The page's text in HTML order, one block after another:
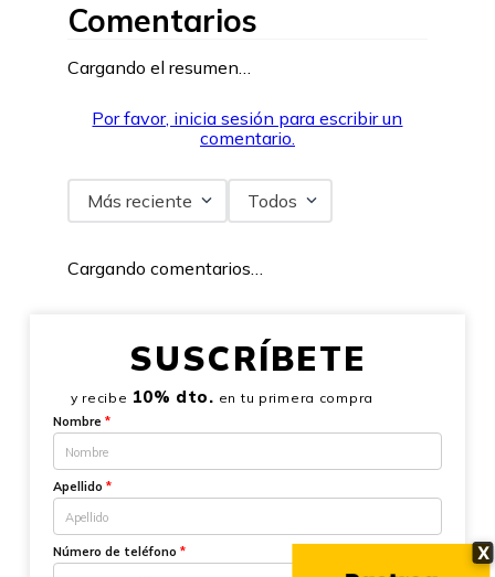
X
Comentarios
Cargando el resumen…
Por favor, inicia sesión para escribir un
comentario.
Más reciente Todos
Cargando comentarios…
SUSCRÍBETE
y recibe 10% dto. en tu primera compra
Nombre *
Apellido *
Número de teléfono *